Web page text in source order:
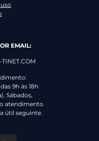
EMAIL:
9h às 18h
Sábados,
atendimento
útil seguinte.